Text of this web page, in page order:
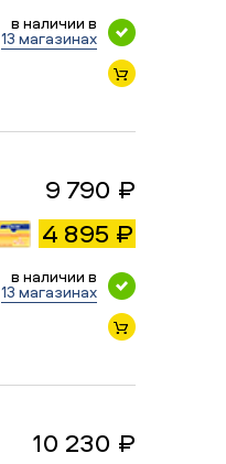
в наличии в
13 магазинах
9 790 ₽
4 895 ₽
в наличии в
13 магазинах
10 230 ₽